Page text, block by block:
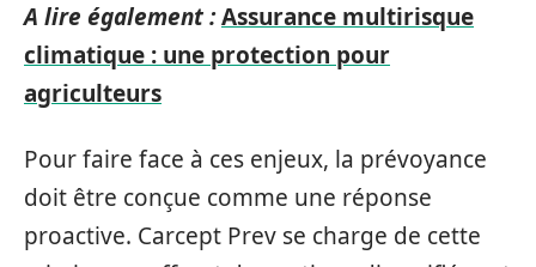
A lire également :Assurance multirisque
climatique : une protection pour
agriculteurs
Pour faire face à ces enjeux, la prévoyance
doit être conçue comme une réponse
proactive. Carcept Prev se charge de cette